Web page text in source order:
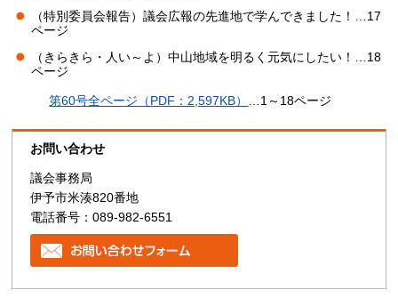
（特別委員会報告）議会広報の先進地で学んできました！…17
ページ
（きらきら・人い～よ）中山地域を明るく元気にしたい！…18
ページ
第60号全ページ（PDF：2,597KB） …1～18ページ
お問い合わせ
議会事務局
伊予市米湊820番地
電話番号：089-982-6551